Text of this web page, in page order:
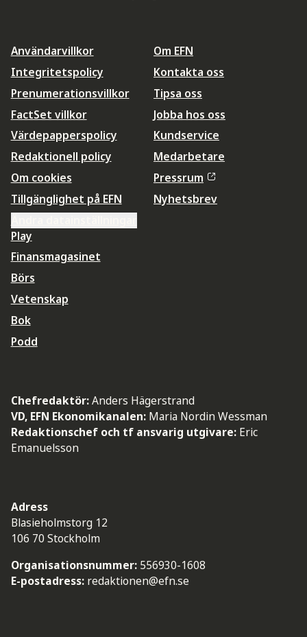
Användarvillkor
Integritetspolicy
Prenumerationsvillkor
FactSet villkor
Värdepapperspolicy
Redaktionell policy
Om cookies
Tillgänglighet på EFN
Om EFN
Kontakta oss
Tipsa oss
Jobba hos oss
Kundservice
Medarbetare
Pressrum
Nyhetsbrev
Play
Finansmagasinet
Börs
Vetenskap
Bok
Podd
Chefredaktör:Anders Hägerstrand
VD, EFN Ekonomikanalen: Maria Nordin Wessman
Redaktionschef och tf ansvarig utgivare: Eric
Emanuelsson
Adress
Blasieholmstorg 12
106 70 Stockholm
Organisationsnummer: 556930-1608
E-postadress: redaktionen@efn.se